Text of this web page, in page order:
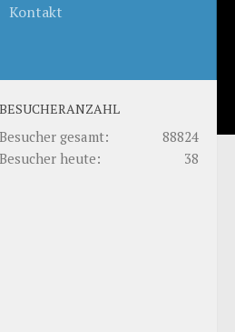
Kontakt
BESUCHERANZAHL
88824
Besucher gesamt:
38
Besucher heute: